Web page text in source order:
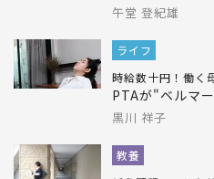
午堂 登紀雄
ライフ
時給数十円！働く
PTAが"ベルマ
黒川 祥子
教養